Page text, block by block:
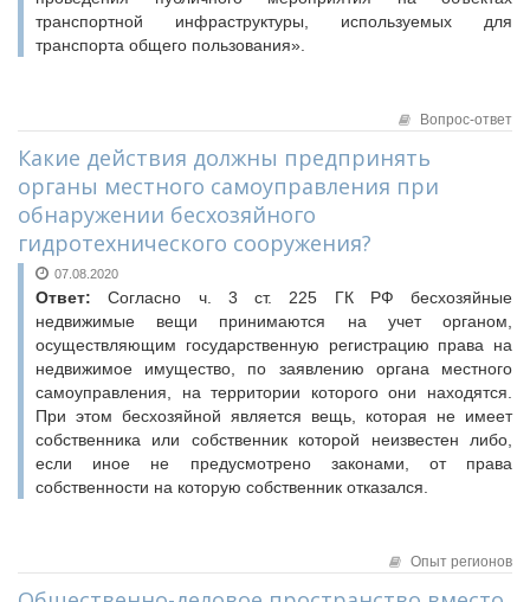
ВАРМСУ
Новости ВАРМСУ
Новости ТОС
Лучшие практики ТОС
ЮРИДИЧЕСКИЙ СОВЕТ
Новости юридического совета
транспортной инфраструктуры, используемых для
транспорта общего пользования».
Вопрос-ответ
Какие действия должны предпринять
органы местного самоуправления при
обнаружении бесхозяйного
гидротехнического сооружения?
07.08.2020
Ответ:Согласно ч. 3 ст. 225 ГК РФ бесхозяйные
недвижимые вещи принимаются на учет органом,
осуществляющим государственную регистрацию права на
недвижимое имущество, по заявлению органа местного
самоуправления, на территории которого они находятся.
При этом бесхозяйной является вещь, которая не имеет
собственника или собственник которой неизвестен либо,
если иное не предусмотрено законами, от права
собственности на которую собственник отказался.
Опыт регионов